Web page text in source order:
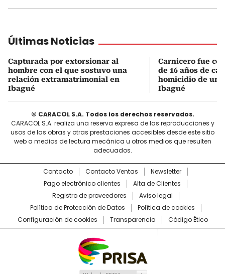
Últimas Noticias
Capturada por extorsionar al
hombre con el que sostuvo una
relación extramatrimonial en
Ibagué
Carnicero fue
de 16 años de
homicidio de un
Ibagué
© CARACOL S.A. Todos los derechos reservados.
CARACOL S.A. realiza una reserva expresa de las reproducciones y
usos de las obras y otras prestaciones accesibles desde este sitio
web a medios de lectura mecánica u otros medios que resulten
adecuados.
Contacto Contacto Ventas
Newsletter
Pago electrónico clientes
Alta de Clientes
Registro de proveedores
Aviso legal
Política de Protección de Datos
Política de cookies
Configuración de cookies
Transparencia Código Ético